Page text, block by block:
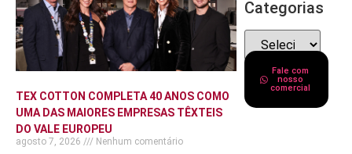
TEX COTTON COMPLETA 40 ANOS COMO
UMA DAS MAIORES EMPRESAS TÊXTEIS
DO VALE EUROPEU
agosto 7, 2026 Nenhum comentário
Categorias
Fale com
nosso
comercial